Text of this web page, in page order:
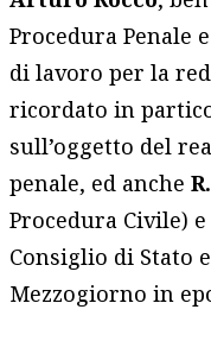
Procedura Penale
di lavoro per la
ricordato in
sull’oggetto del
penale, ed anche
Procedura Civile)
Consiglio di Stato
Mezzogiorno in